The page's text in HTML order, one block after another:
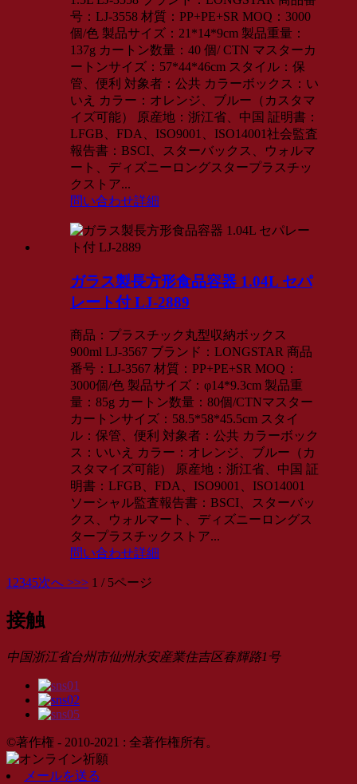
号：LJ-3558 材質：PP+PE+SR MOQ：3000
個/色 製品サイズ：21*14*9cm 製品重量：
137g カートン数量：40 個/ CTN マスターカ
ートンサイズ：57*44*46cm スタイル：保
管、便利 対象者：公共 カラーボックス：い
いえ カラー：オレンジ、ブルー（カスタマ
イズ可能） 原産地：浙江省、中国 証明書：
LFGB、FDA、ISO9001、ISO14001社会監査
報告書：BSCI、スターバックス、ウォルマ
ート、ディズニーロングスタープラスチッ
クストア...
問い合わせ詳細
ガラス製長方形食品容器 1.04L セパ
レート付 LJ-2889
商品：プラスチック丸型収納ボックス
900ml LJ-3567 ブランド：LONGSTAR 商品
番号：LJ-3567 材質：PP+PE+SR MOQ：
3000個/色 製品サイズ：φ14*9.3cm 製品重
量：85g カートン数量：80個/CTNマスター
カートンサイズ：58.5*58*45.5cm スタイ
ル：保管、便利 対象者：公共 カラーボック
ス：いいえ カラー：オレンジ、ブルー（カ
スタマイズ可能） 原産地：浙江省、中国 証
明書：LFGB、FDA、ISO9001、ISO14001
ソーシャル監査報告書：BSCI、スターバッ
クス、ウォルマート、ディズニーロングス
タープラスチックストア...
問い合わせ詳細
1 2345次へ >>> 1 / 5ページ
接触
中国浙江省台州市仙州永安産業住吉区春輝路1号
©著作権 - 2010-2021 : 全著作権所有。
メールを送る